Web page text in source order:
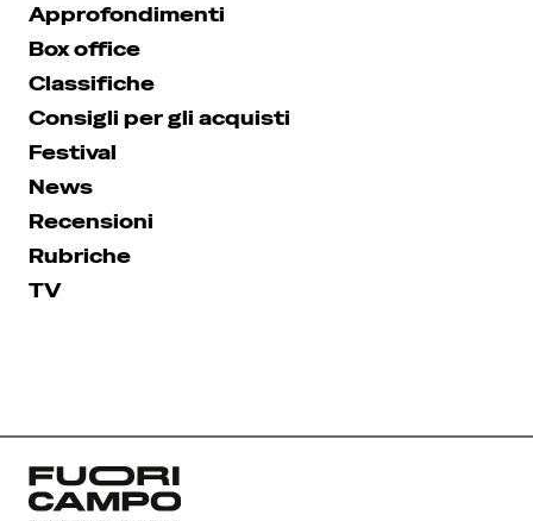
Approfondimenti
Box office
Classifiche
Consigli per gli acquisti
Festival
News
Recensioni
Rubriche
TV